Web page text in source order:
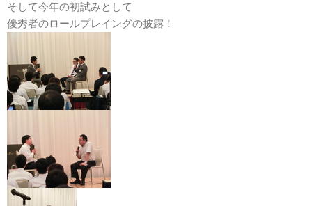
そして今年の初試みとして
優秀者のロールプレイングの披露！